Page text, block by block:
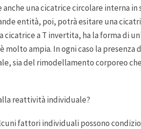
una cicatrice circolare interna in
entità, poi, potrà esitare una
a T invertita, ha la forma di
molto ampia. In ogni caso la presenza
sia del rimodellamento corporeo
reattività individuale?
fattori individuali possono